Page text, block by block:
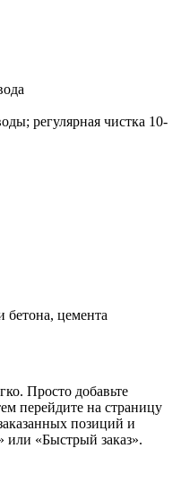
регулярная чистка 10-
бетона, цемента
Просто добавьте
перейдите на страницу
позиций и
или «Быстрый заказ».